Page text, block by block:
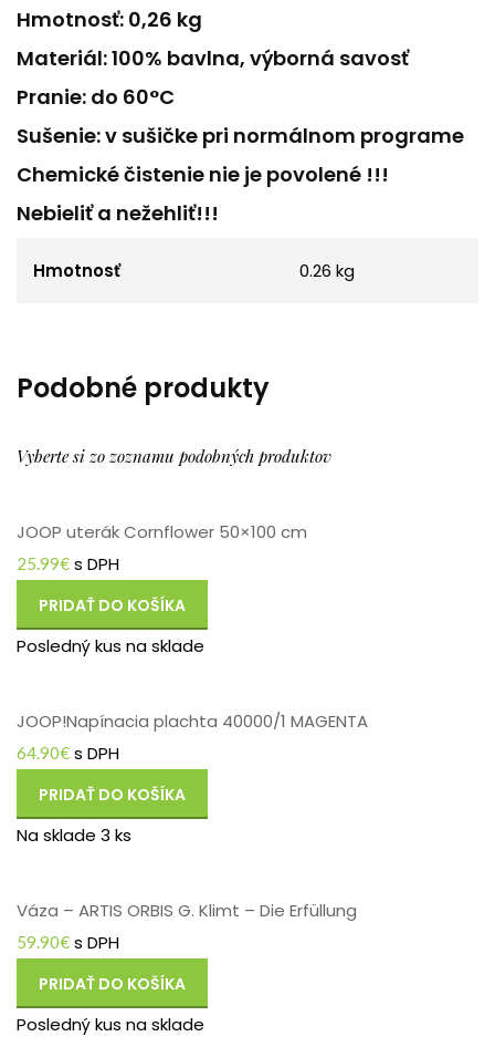
Hmotnosť: 0,26 kg
Materiál: 100% bavlna, výborná savosť
Pranie: do 60°C
Sušenie: v sušičke pri normálnom programe
Chemické čistenie nie je povolené !!!
Nebieliť a nežehliť!!!
Hmotnosť 0.26 kg
Podobné produkty
Vyberte si zo zoznamu podobných produktov
JOOP uterák Cornflower 50×100 cm
25.99€ s DPH
PRIDAŤ DO KOŠÍKA
Posledný kus na sklade
JOOP!Napínacia plachta 40000/1 MAGENTA
64.90€ s DPH
PRIDAŤ DO KOŠÍKA
Na sklade 3 ks
Váza – ARTIS ORBIS G. Klimt – Die Erfüllung
59.90€ s DPH
PRIDAŤ DO KOŠÍKA
Posledný kus na sklade